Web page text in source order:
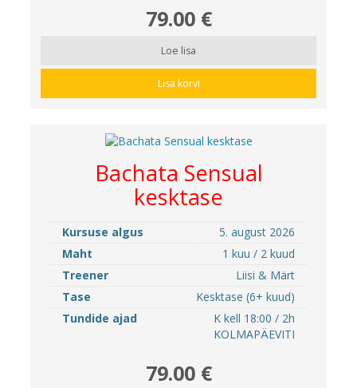
79.00 €
Loe lisa
Lisa korvi
Bachata Sensual
kesktase
Kursuse algus
5. august 2026
Maht
1 kuu / 2 kuud
Treener
Liisi & Märt
Tase
Kesktase (6+ kuud)
Tundide ajad
K kell 18:00 / 2h
KOLMAPÄEVITI
79.00 €